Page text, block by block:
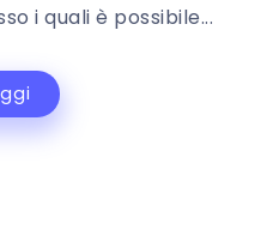
i quali è possibile...